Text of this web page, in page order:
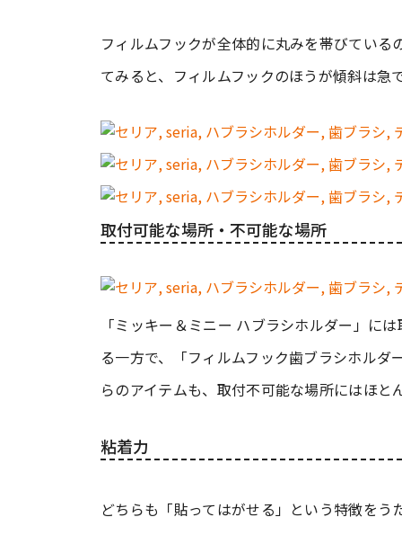
フィルムフックが全体的に丸みを帯びてい
てみると、フィルムフックのほうが傾斜は急
取付可能な場所・不可能な場所
「ミッキー＆ミニー ハブラシホルダー」に
る一方で、「フィルムフック歯ブラシホル
らのアイテムも、取付不可能な場所にはほと
粘着力
どちらも「貼ってはがせる」という特徴を